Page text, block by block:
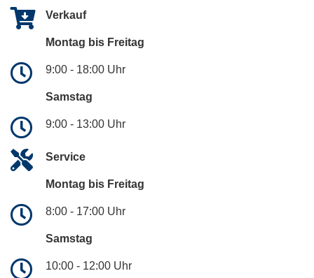
Verkauf
Montag bis Freitag
9:00 - 18:00 Uhr
Samstag
9:00 - 13:00 Uhr
Service
Montag bis Freitag
8:00 - 17:00 Uhr
Samstag
10:00 - 12:00 Uhr